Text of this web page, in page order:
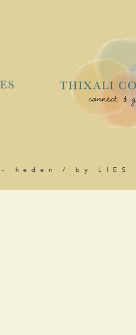
heden / by LIES